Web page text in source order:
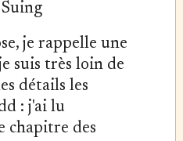
je rappelle une
suis très loin de
détails les
: j'ai lu
chapitre des